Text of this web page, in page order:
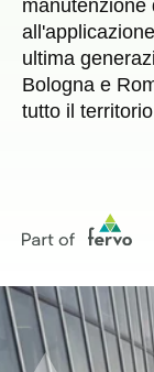
manutenzione
ultima
Bologna e
tutto il